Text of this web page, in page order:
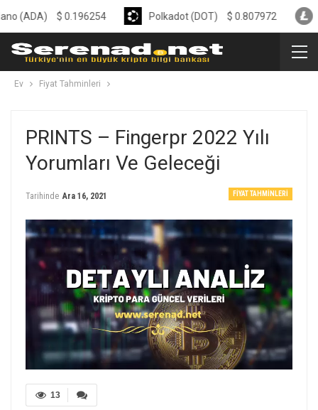
Ev Fiyat Tahminleri
PRINTS – Fingerpr 2022 Yılı
Yorumları Ve Geleceği
FIYAT TAHMINLERI
Tarihinde Ara 16, 2021
13
$0.196254 Polkadot (DOT) $0.807972